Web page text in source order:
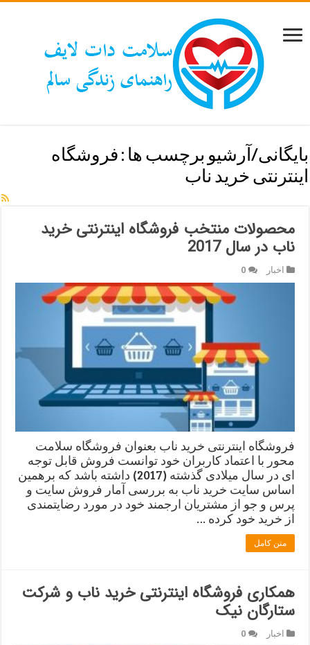
بایگانی/آرشیو برچسب ها : فروشگاه
اینترنتی خرید ناب
محصولات منتخب فروشگاه اینترنتی خرید
ناب در سال 2017
اخبار 0
فروشگاه اینترنتی خرید ناب بعنوان فروشگاه سلامت
محور با اعتماد کاربران خود توانست فروش قابل توجه
ای در سال میلادی گذشته (2017) داشته باشد که برهمین
اساس سایت خرید ناب به بررسی آمار فروش سایت و
پرس و جو از مشتریان ارجمند خود در مورد رضایتمندی
از خرید خود کرده …
متن کامل
همکاری فروشگاه اینترنتی خرید ناب و شرکت
ستارگان نیک
اخبار 0